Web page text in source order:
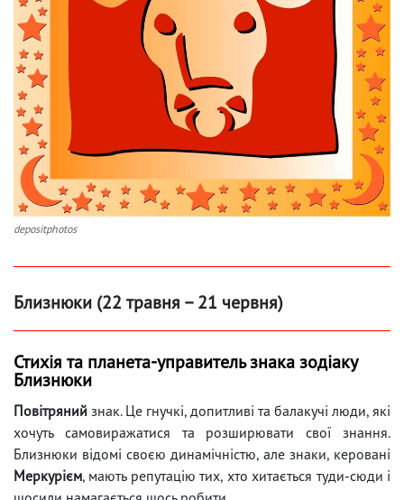
depositphotos
Близнюки (22 травня – 21 червня)
Стихія та планета-управитель знака зодіаку
Близнюки
Повітряний знак. Це гнучкі, допитливі та балакучі люди, які
хочуть самовиражатися та розширювати свої знання.
Близнюки відомі своєю динамічністю, але знаки, керовані
Меркурієм, мають репутацію тих, хто хитається туди-сюди і